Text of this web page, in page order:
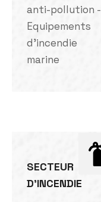
anti-pollution -
Equipements
d'incendie
marine
SECTEUR
D'INCENDIE